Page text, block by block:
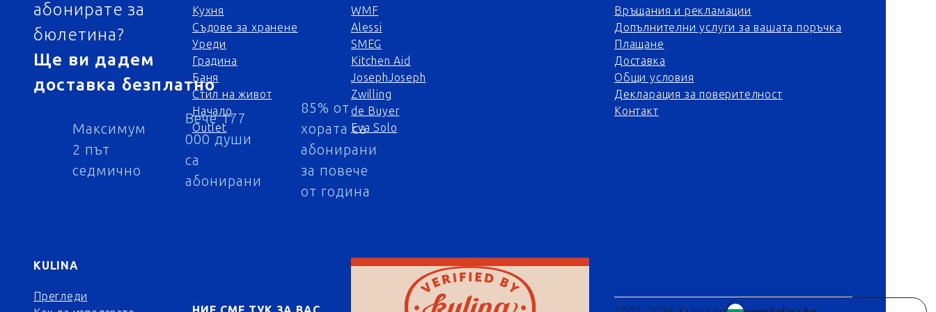
абонирате за
бюлетина?
Ще ви дадем
доставка безплатно
Максимум
2 път
седмично
Вече 177
000 души
са
абонирани
85% от
хората са
абонирани
за повече
от година
Кухня
Съдове за хранене
Уреди
Градина
Баня
Стил на живот
Начало
Outlet
WMF
Alessi
SMEG
Kitchen Aid
JosephJoseph
Zwilling
de Buyer
Eva Solo
Връщания и рекламации
Допълнителни услуги за вашата поръчка
Плащане
Доставка
Общи условия
Декларация за поверителност
Контакт
KULINA
Прегледи